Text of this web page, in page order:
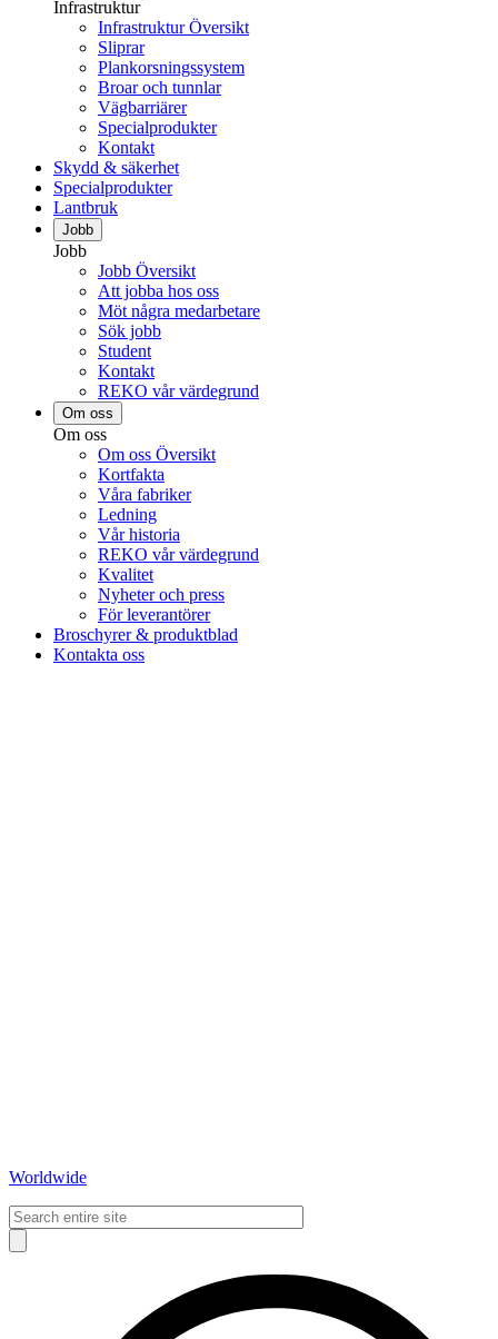
Infrastruktur
Infrastruktur Översikt
Sliprar
Plankorsningssystem
Broar och tunnlar
Vägbarriärer
Specialprodukter
Kontakt
Skydd & säkerhet
Specialprodukter
Lantbruk
Jobb
Jobb
Jobb Översikt
Att jobba hos oss
Möt några medarbetare
Sök jobb
Student
Kontakt
REKO vår värdegrund
Om oss
Om oss
Om oss Översikt
Kortfakta
Våra fabriker
Ledning
Vår historia
REKO vår värdegrund
Kvalitet
Nyheter och press
För leverantörer
Broschyrer & produktblad
Kontakta oss
Worldwide